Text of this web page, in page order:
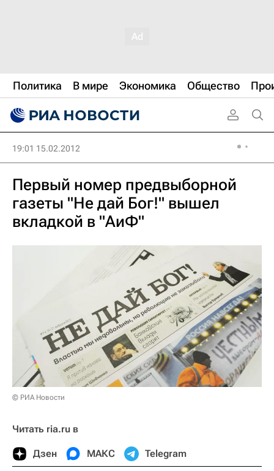
Политика В мире Экономика Общество
19:01 15.02.2012
Первый номер предвыборной
газеты "Не дай Бог!" вышел
вкладкой в "АиФ"
© РИА Новости
Читать ria.ru в
Дзен МАКС Telegram